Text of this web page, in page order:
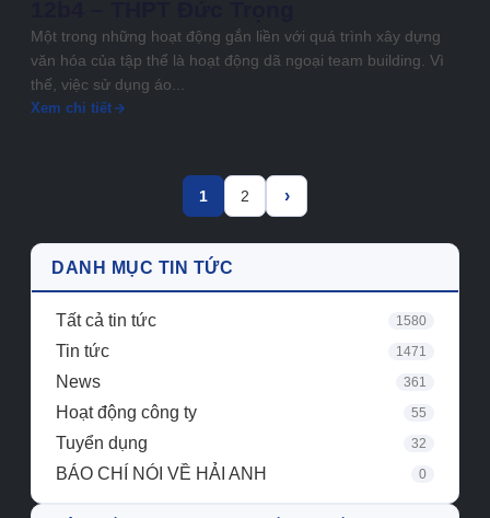
Một trong những hoạt động gắn liền với quá trình xây dựng
văn hóa của tập thể là hoạt động dã ngoại team building. Vì
thế, việc sử dụng áo...
Xem chi tiết
1 2 ›
DANH MỤC TIN TỨC
Tất cả tin tức 1580
Tin tức 1471
News 361
Hoạt động công ty 55
Tuyển dụng 32
BÁO CHÍ NÓI VỀ HẢI ANH 0